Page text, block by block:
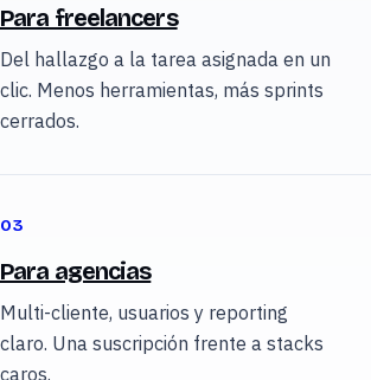
Para freelancers
Del hallazgo a la tarea asignada en un
clic. Menos herramientas, más sprints
cerrados.
03
Para agencias
Multi-cliente, usuarios y reporting
claro. Una suscripción frente a stacks
caros.